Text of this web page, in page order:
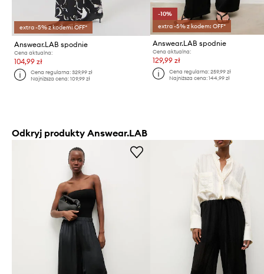
extra -5% z kodem: OFF*
Answear.LAB spodnie
Cena aktualna:
104,99 zł
Cena regularna:329,99 zł
Najniższa cena:109,99 zł
-10%
extra -5% z kodem: OFF*
Answear.LAB spodnie
Cena aktualna:
129,99 zł
Cena regularna: 259,99 zł
Najniższa cena: 144,99 zł
Odkryj produkty Answear.LAB